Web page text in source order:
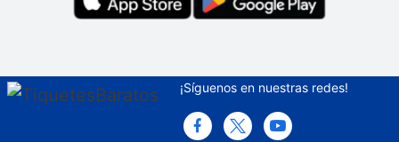
¡Síguenos en nuestras redes!